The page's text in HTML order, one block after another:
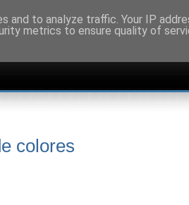
colores
to analyze traffic. Your IP
metrics to ensure quality of